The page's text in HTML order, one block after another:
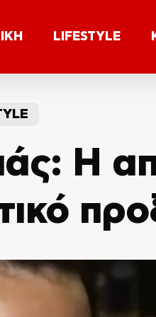
LIFESTYLE
Η